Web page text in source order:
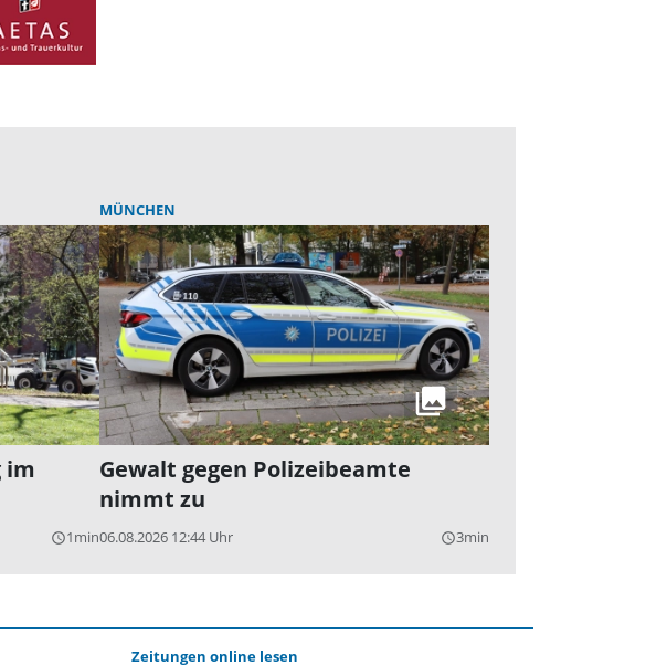
im
query_builder1min
MÜNCHEN
Gewalt gegen Polizeibeamte
nimmt zu
06.08.2026 12:44 Uhr query_builder3min
Zeitungen online lesen